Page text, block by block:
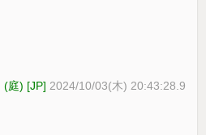
(庭) [JP] 2024/10/03(木) 20:43:28.9